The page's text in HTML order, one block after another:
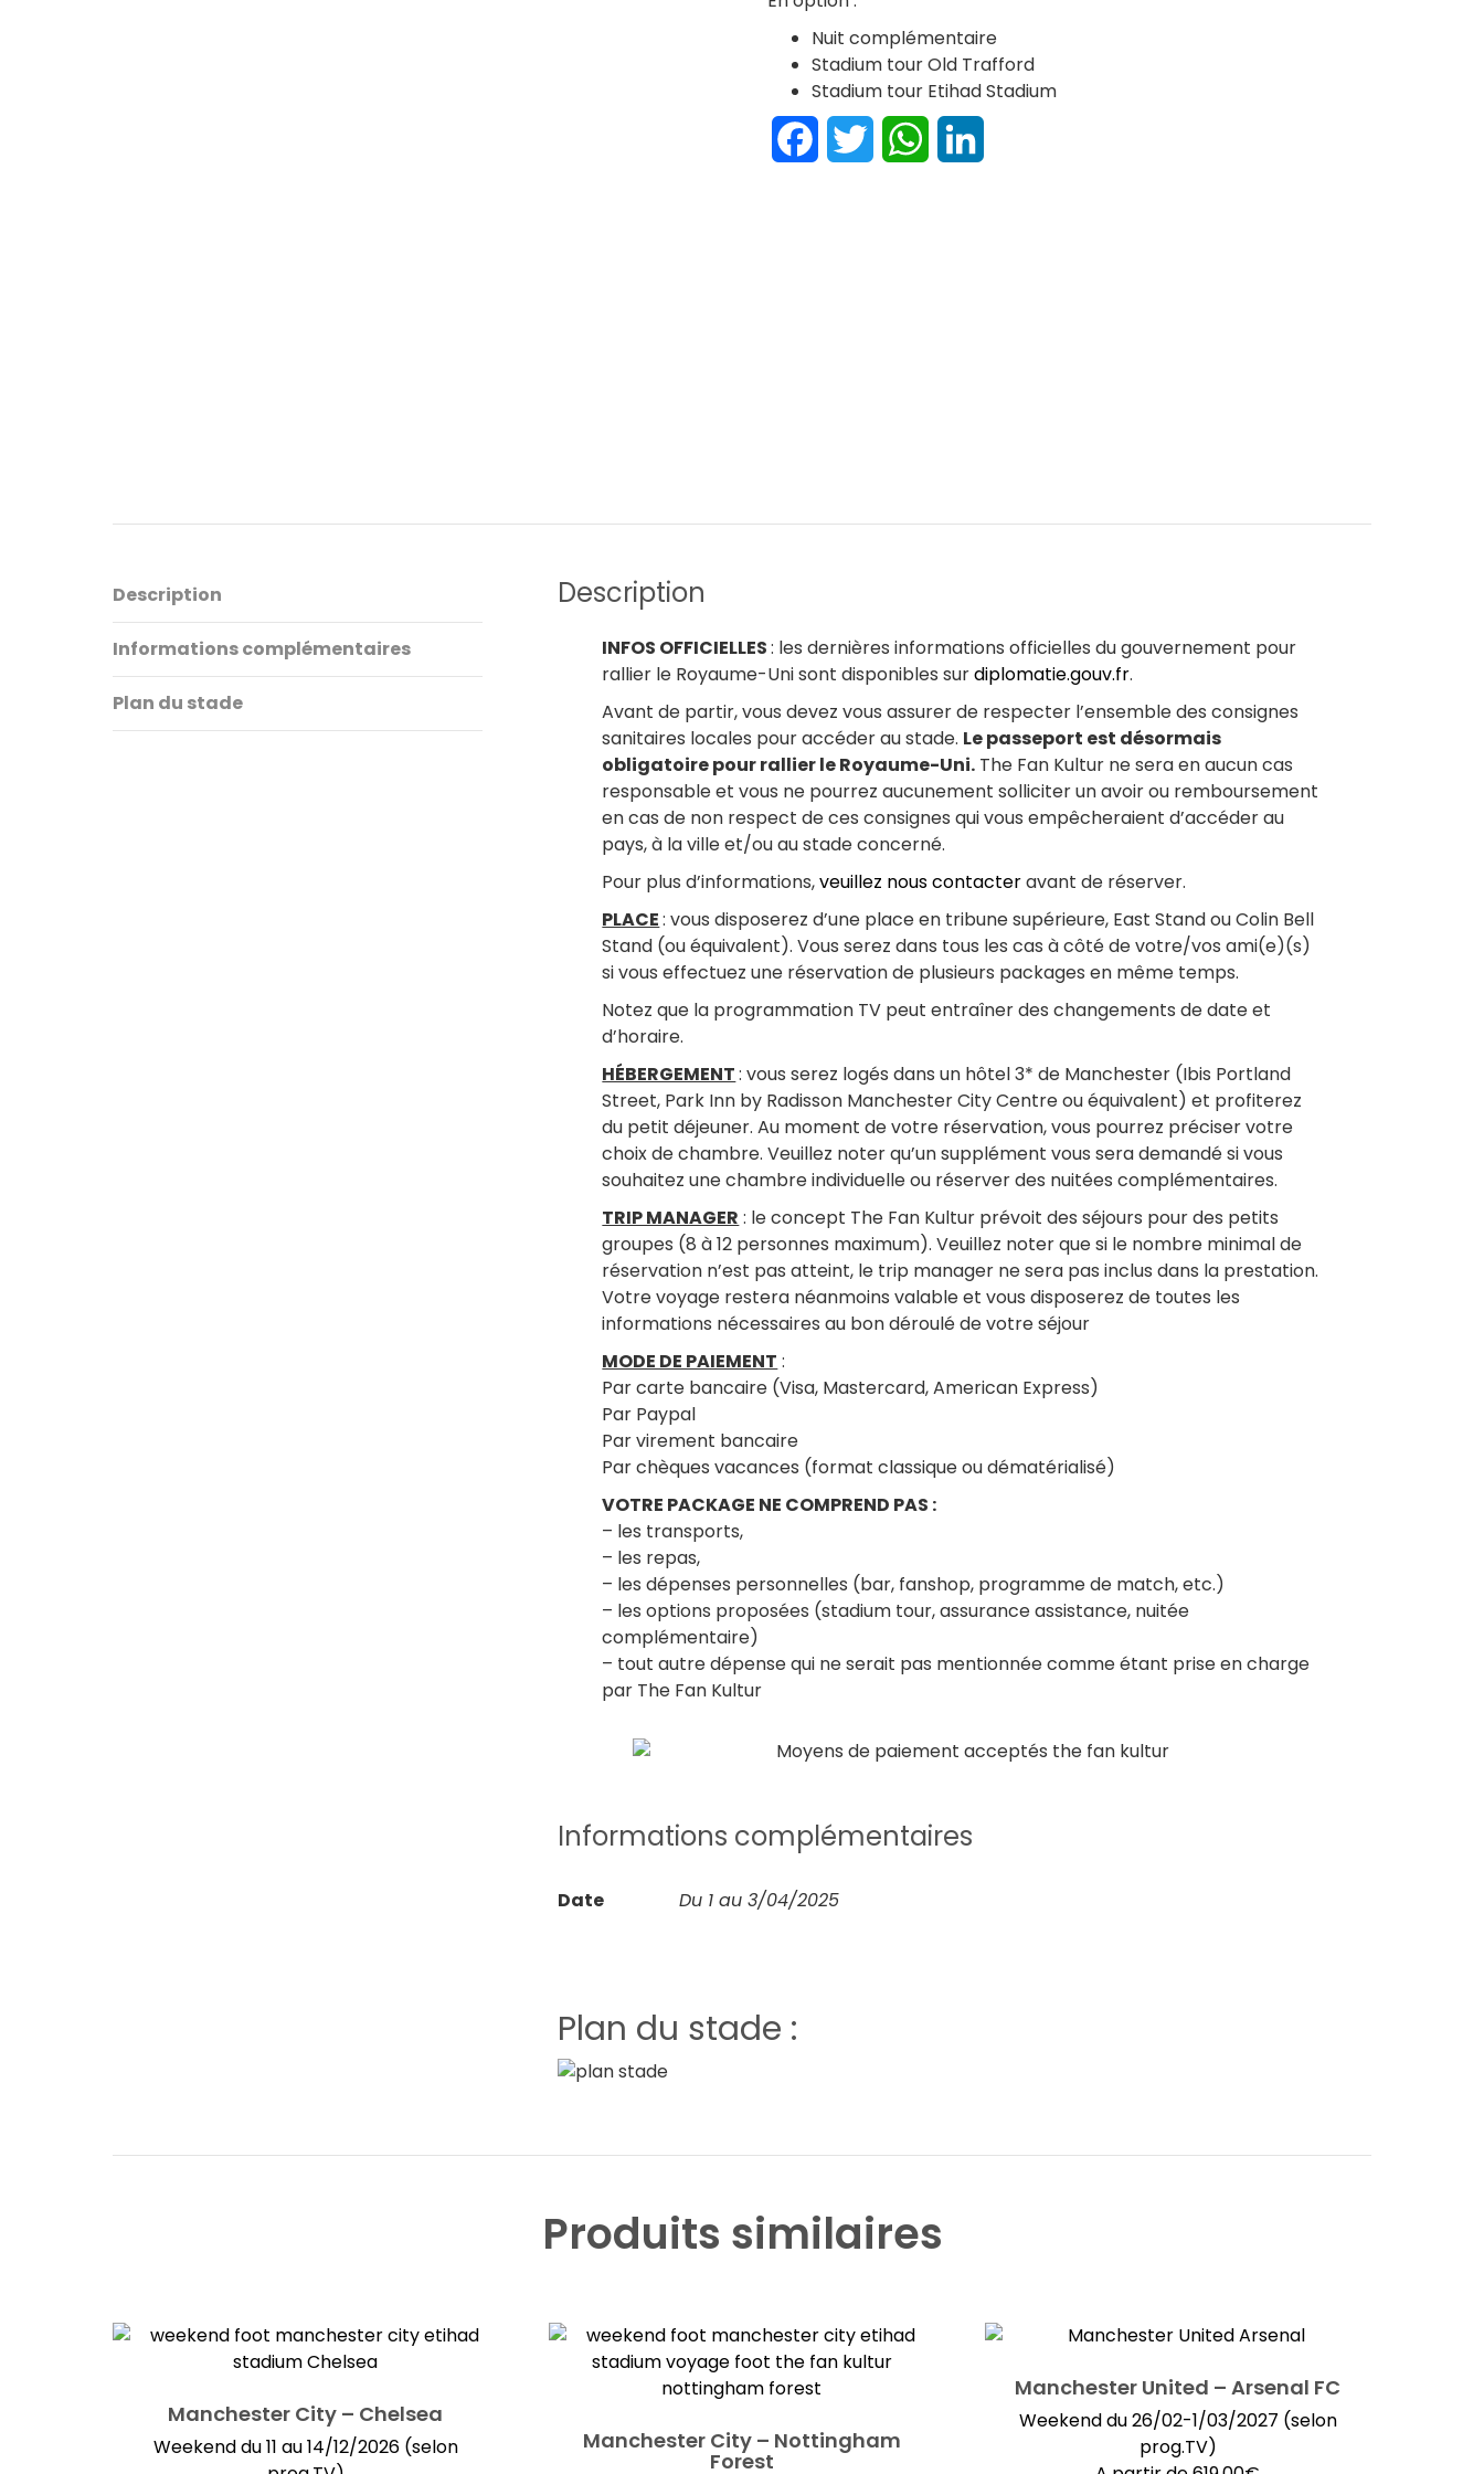
Nuit complémentaire
Stadium tour Old Trafford
Stadium tour Etihad Stadium
FacebookTwitter WhatsApp
Description
Informations complémentaires
Plan du stade
Description
INFOS OFFICIELLES: les dernières informations officielles du gouvernement pour
rallier le Royaume-Uni sont disponibles surdiplomatie.gouv.fr.
Avant de partir, vous devez vous assurer de respecter l’ensemble des consignes
sanitaires locales pour accéder au stade. Le passeport est désormais
obligatoire pour rallier le Royaume-Uni. The Fan Kultur ne sera en aucun cas
responsable et vous ne pourrez aucunement solliciter un avoir ou remboursement
en cas de non respect de ces consignes qui vous empêcheraient d’accéder au
pays, à la ville et/ou au stade concerné.
Pour plus d’informations,veuillez nous contacteravant de réserver.
PLACE: vous disposerez d’une place en tribune supérieure, East Stand ou Colin Bell
Stand (ou équivalent). Vous serez dans tous les cas à côté de votre/vos ami(e)(s)
si vous effectuez une réservation de plusieurs packages en même temps.
Notez que la programmation TV peut entraîner des changements de date et
d’horaire.
HÉBERGEMENT: vous serez logés dans un hôtel 3* de Manchester (Ibis Portland
Street, Park Inn by Radisson Manchester City Centre ou équivalent) et profiterez
du petit déjeuner. Au moment de votre réservation, vous pourrez préciser votre
choix de chambre. Veuillez noter qu’un supplément vous sera demandé si vous
souhaitez une chambre individuelle ou réserver des nuitées complémentaires.
TRIP MANAGER : le concept The Fan Kultur prévoit des séjours pour des petits
groupes (8 à 12 personnes maximum). Veuillez noter que si le nombre minimal de
réservation n’est pas atteint, le trip manager ne sera pas inclus dans la prestation.
Votre voyage restera néanmoins valable et vous disposerez de toutes les
informations nécessaires au bon déroulé de votre séjour
MODE DE PAIEMENT :
Par carte bancaire (Visa, Mastercard, American Express)
Par Paypal
Par virement bancaire
Par chèques vacances (format classique ou dématérialisé)
VOTRE PACKAGE NE COMPREND PAS :
– les transports,
– les repas,
– les dépenses personnelles (bar, fanshop, programme de match, etc.)
– les options proposées (stadium tour, assurance assistance, nuitée
complémentaire)
– tout autre dépense qui ne serait pas mentionnée comme étant prise en charge
par The Fan Kultur
Informations complémentaires
Date Du 1 au 3/04/2025
Plan du stade :
Produits similaires
Manchester City – Chelsea
Weekend du 11 au 14/12/2026 (selon
Manchester City – Nottingham
Forest
Manchester United – Arsenal FC
Weekend du 26/02-1/03/2027 (selon
prog.TV)